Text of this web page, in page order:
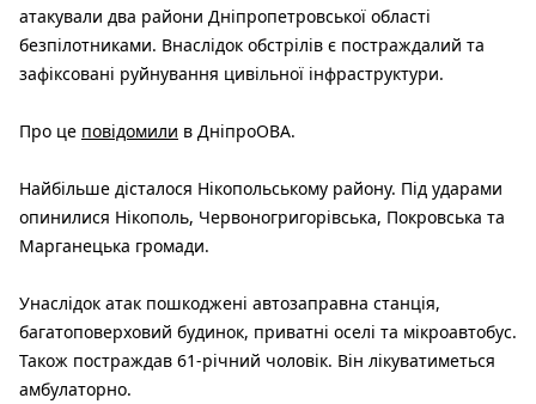
атакували два райони Дніпропетровської області
безпілотниками. Внаслідок обстрілів є постраждалий та
зафіксовані руйнування цивільної інфраструктури.
Про це повідомили в ДніпроОВА.
Найбільше дісталося Нікопольському району. Під ударами
опинилися Нікополь, Червоногригорівська, Покровська та
Марганецька громади.
Унаслідок атак пошкоджені автозаправна станція,
багатоповерховий будинок, приватні оселі та мікроавтобус.
Також постраждав 61-річний чоловік. Він лікуватиметься
амбулаторно.